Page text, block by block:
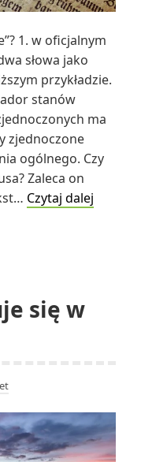
1. w oficjalnym
słowa jako
przykładzie.
stanów
ma
zjednoczone
ogólnego. Czy
Zaleca on
Czytaj dalej
się w